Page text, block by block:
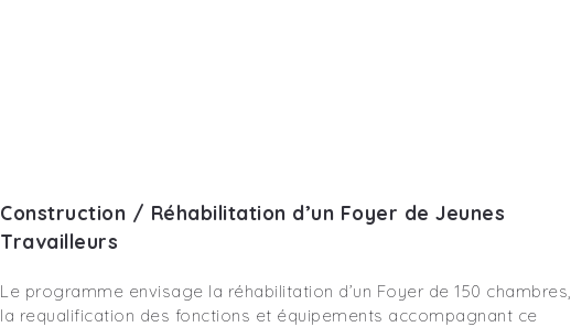
Construction / Réhabilitation d’un Foyer de Jeunes
Travailleurs
Le programme envisage la réhabilitation d’un Foyer de 150 chambres,
la requalification des fonctions et équipements accompagnant ce